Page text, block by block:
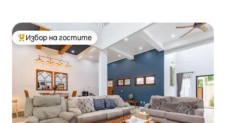
Най-популярен избор на гостите
Избор на гостите